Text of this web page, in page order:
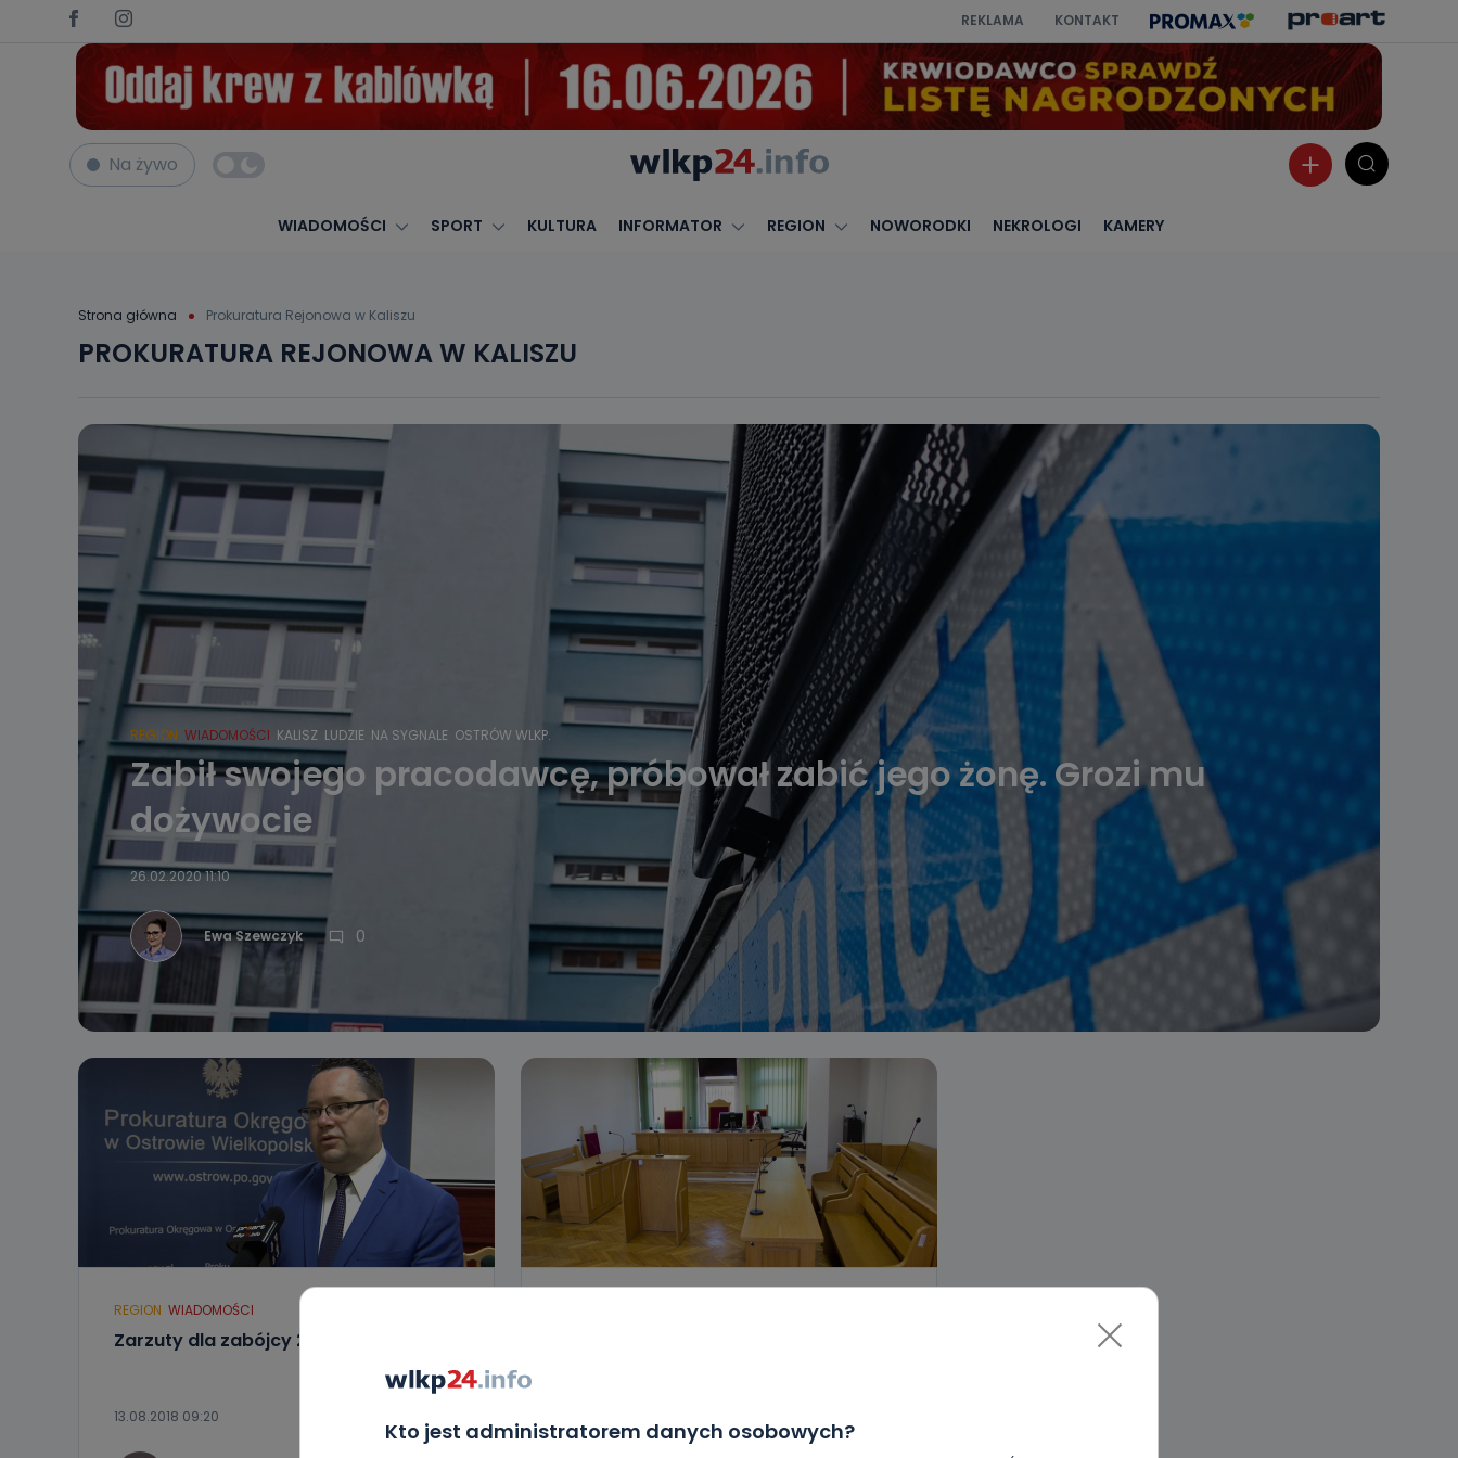
REKLAMA KONTAKT
Na żywo
WIADOMOŚCI SPORT KULTURA INFORMATOR REGION NOWORODKI NEKROLOGI KAMERY
Strona główna Prokuratura Rejonowa w Kaliszu
Kto jest administratorem danych osobowych?
PROKURATURA REJONOWA W KALISZU
REGION WIADOMOŚCI KALISZ LUDZIE NA SYGNALE OSTRÓW WLKP.
Zabił swojego pracodawcę, próbował zabić jego żonę. Grozi mu
dożywocie
26.02.2020 11:10
Ewa Szewczyk 0
REGION WIADOMOŚCI
Zarzuty dla zabójcy 29-latki z Kalisza
13.08.2018 09:20